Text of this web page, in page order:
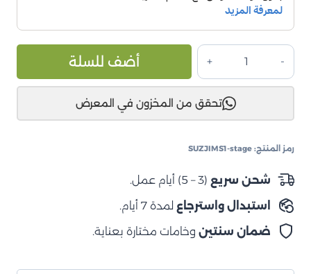
كمية
طقم
تعليق
سوزوكي
مان
نترو
1998-
2017
أضف للسلة
تحقق من المخزون في المعرض
رمز المنتج: SUZJIMS1-stage
شحن سريع (3 – 5) أيام عمل.
استبدال واسترجاع لمدة 7 أيام.
ضمان سنتين وخامات مختارة بعناية.